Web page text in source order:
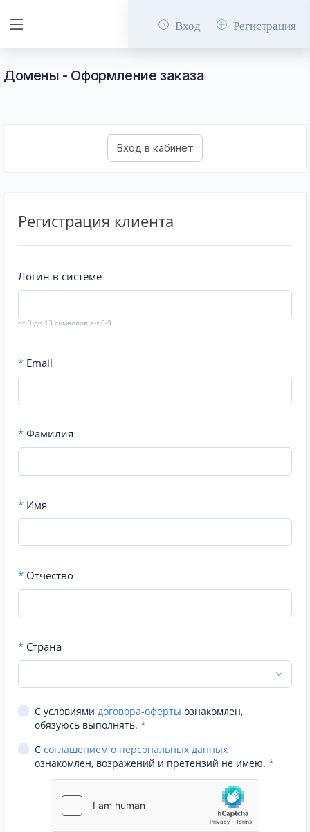
Вход Регистрация
Домены - Оформление заказа
Регистрация клиента
Логин в системе
от 3 до 13 символов a-z,0-9
* Email
* Фамилия
* Имя
* Отчество
* Страна
С условиями договора-оферты ознакомлен,
обязуюсь выполнять. *
С соглашением о персональных данных
ознакомлен, возражений и претензий не имею. *